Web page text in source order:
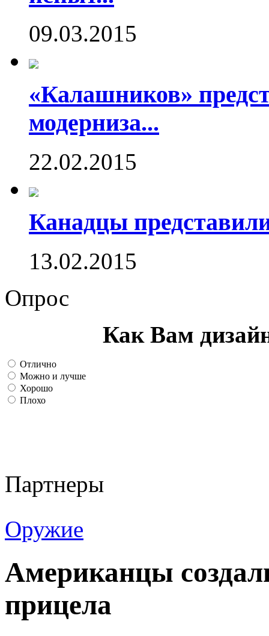
09.03.2015
«Калашников»
модерниза...
22.02.2015
Канадцы
13.02.2015
Опрос
Как Вам
Отлично
Можно и лучше
Хорошо
Плохо
Партнеры
Оружие
Американцы
прицела